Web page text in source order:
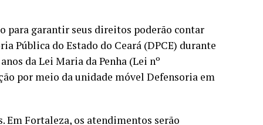
para garantir seus direitos poderão contar
Pública do Estado do Ceará (DPCE) durante
da Lei Maria da Penha (Lei nº
por meio da unidade móvel Defensoria em
Em Fortaleza, os atendimentos serão